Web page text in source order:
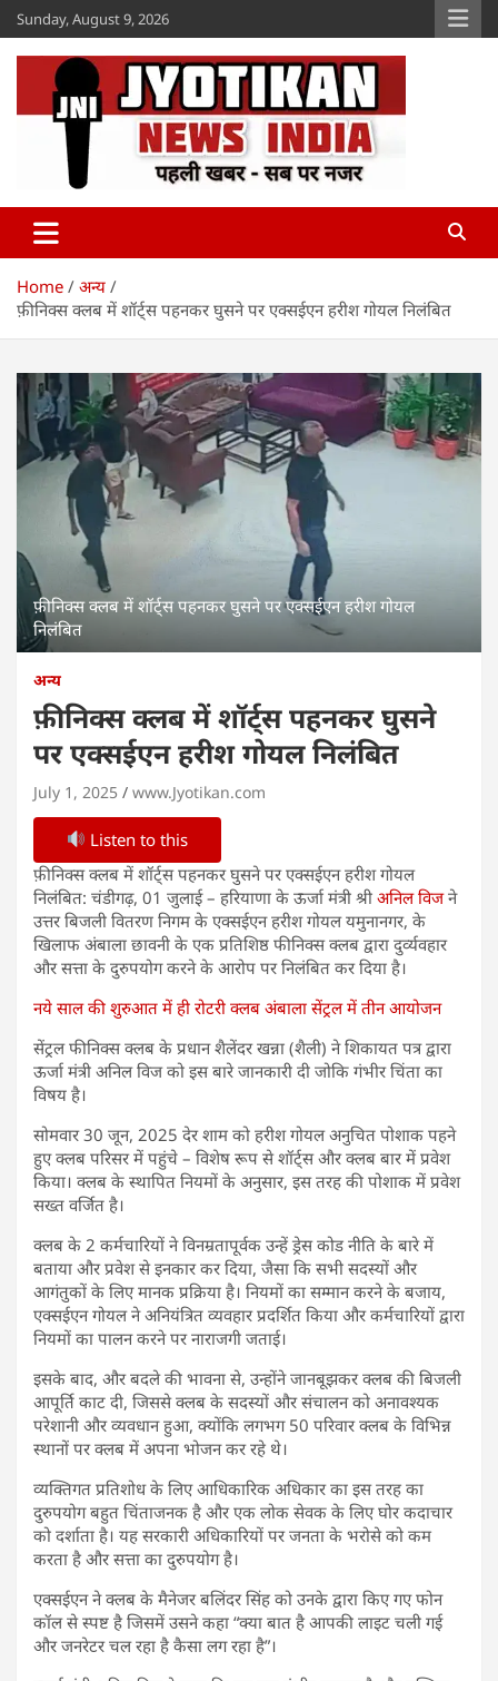
Skip
to
content
Sunday, August 9, 2026
Jyotikan
Home
अन्य
फ़ीनिक्स क्लब में शॉर्ट्स पहनकर घुसने पर एक्सईएन हरीश गोयल निलंबित
फ़ीनिक्स क्लब में शॉर्ट्स पहनकर घुसने पर एक्सईएन हरीश गोयल
निलंबित
अन्य
फ़ीनिक्स क्लब में शॉर्ट्स पहनकर घुसने
पर एक्सईएन हरीश गोयल निलंबित
July 1, 2025 www.Jyotikan.com
Listen to this
फ़ीनिक्स क्लब में शॉर्ट्स पहनकर घुसने पर एक्सईएन हरीश गोयल
निलंबित: चंडीगढ़, 01 जुलाई – हरियाणा के ऊर्जा मंत्री श्री अनिल विजने
उत्तर बिजली वितरण निगम के एक्सईएन हरीश गोयल यमुनानगर, के
खिलाफ अंबाला छावनी के एक प्रतिशिष्ठ फीनिक्स क्लब द्वारा दुर्व्यवहार
और सत्ता के दुरुपयोग करने के आरोप पर निलंबित कर दिया है।
नये साल की शुरुआत में ही रोटरी क्लब अंबाला सेंट्रल में तीन आयोजन
सेंट्रल फीनिक्स क्लब के प्रधान शैलेंदर खन्ना (शैली) ने शिकायत पत्र द्वारा
ऊर्जा मंत्री अनिल विज को इस बारे जानकारी दी जोकि गंभीर चिंता का
विषय है।
सोमवार 30 जून, 2025 देर शाम को हरीश गोयल अनुचित पोशाक पहने
हुए क्लब परिसर में पहुंचे – विशेष रूप से शॉर्ट्स और क्लब बार में प्रवेश
किया। क्लब के स्थापित नियमों के अनुसार, इस तरह की पोशाक में प्रवेश
सख्त वर्जित है।
क्लब के 2 कर्मचारियों ने विनम्रतापूर्वक उन्हें ड्रेस कोड नीति के बारे में
बताया और प्रवेश से इनकार कर दिया, जैसा कि सभी सदस्यों और
आगंतुकों के लिए मानक प्रक्रिया है। नियमों का सम्मान करने के बजाय,
एक्सईएन गोयल ने अनियंत्रित व्यवहार प्रदर्शित किया और कर्मचारियों द्वारा
नियमों का पालन करने पर नाराजगी जताई।
इसके बाद, और बदले की भावना से, उन्होंने जानबूझकर क्लब की बिजली
आपूर्ति काट दी, जिससे क्लब के सदस्यों और संचालन को अनावश्यक
परेशानी और व्यवधान हुआ, क्योंकि लगभग 50 परिवार क्लब के विभिन्न
स्थानों पर क्लब में अपना भोजन कर रहे थे।
व्यक्तिगत प्रतिशोध के लिए आधिकारिक अधिकार का इस तरह का
दुरुपयोग बहुत चिंताजनक है और एक लोक सेवक के लिए घोर कदाचार
को दर्शाता है। यह सरकारी अधिकारियों पर जनता के भरोसे को कम
करता है और सत्ता का दुरुपयोग है।
एक्सईएन ने क्लब के मैनेजर बलिंदर सिंह को उनके द्वारा किए गए फोन
कॉल से स्पष्ट है जिसमें उसने कहा “क्या बात है आपकी लाइट चली गई
और जनरेटर चल रहा है कैसा लग रहा है”।